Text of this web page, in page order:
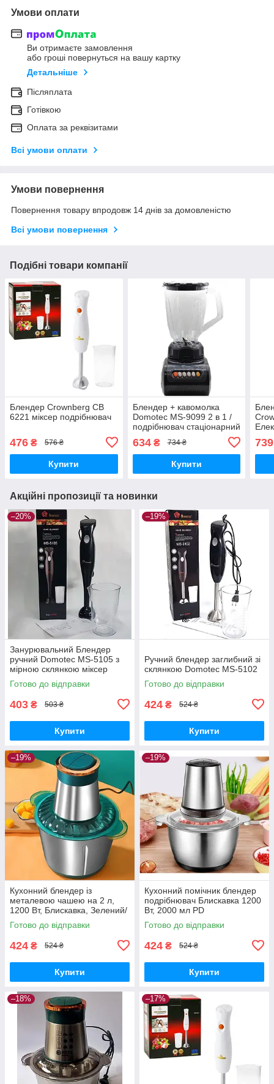
Умови оплати
Ви отримаєте замовлення
або гроші повернуться на вашу картку
Детальніше
Післяплата
Готівкою
Оплата за реквізитами
Всі умови оплати
Умови повернення
Повернення товару впродовж 14 днів за домовленістю
Всі умови повернення
Подібні товари компанії
Блендер Crownberg CB
6221 міксер подрібнювач
476 ₴ 576 ₴
Купити
Блендер + кавомолка
Domotec MS-9099 2 в 1 /
подрібнювач стаціонарний
634₴ 734 ₴
Купити
739
Акційні пропозиції та новинки
–20%
Занурювальний Блендер
ручний Domotec MS-5105 з
мірною склянкою міксер
Готово до відправки
403 ₴ 503 ₴
Купити
–19%
Ручний блендер заглибний зі
склянкою Domotec MS-5102
Готово до відправки
424 ₴ 524 ₴
Купити
–19%
Кухонний блендер із
металевою чашею на 2 л,
1200 Вт, Блискавка, Зелений/
Електричний подрібнювач
для кухні
Готово до відправки
424 ₴ 524 ₴
Купити
–19%
Кухонний помічник блендер
подрібнювач Блискавка 1200
Вт, 2000 мл PD
Готово до відправки
424 ₴ 524 ₴
Купити
–18% –17%